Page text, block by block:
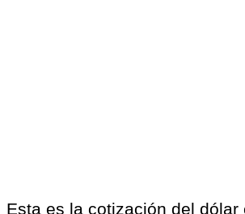
Esta es la cotización del dólar